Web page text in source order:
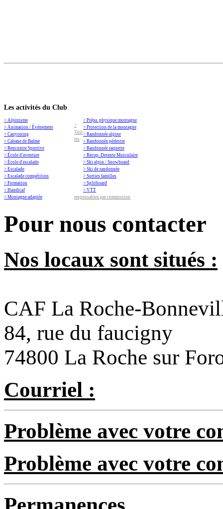
Les activités du Club
> Alpinisme
> Animation / Événement
> Canyoning
> Cabane de Balme
> Rencontre Sportive
> École d'aventure
> École d'escalade
> Escalade
> Escalade compétition
> Formation
> Handicaf
> Montagne adaptée
> Prépa. physique montagne
> Protection de la montagne
> Randonnée alpine
> Randonnée pédestre
> Randonnée raquette
> Recup. Detente Musculaire
> Ski alpin / Snowboard
> Ski de randonnée
> Sorties familles
> Splitboard
> VTT
>
Voir
les
responsables par commission
Pour nous contacter
Nos locaux sont situés :
CAF La Roche-
84, rue du faucigny
74800 La Roche sur
Courriel :
Problème avec votre
Problème avec votre